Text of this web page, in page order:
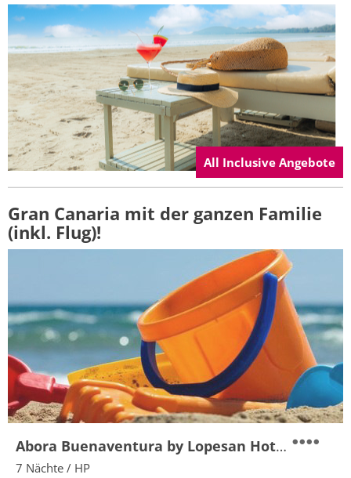
All Inclusive Angebote
Gran Canaria mit der ganzen Familie
(inkl. Flug)!
Abora Buenaventura by Lopesan Hotels
7 Nächte / HP